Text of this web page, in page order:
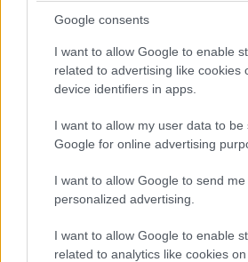
Google consents
I want to allow Google to enable
related to advertising like cookies
device identifiers in apps.
I want to allow my user data to be
Google for online advertising
I want to allow Google to send me
personalized advertising.
I want to allow Google to enable
related to analytics like cookies
Στις 10 Οκτωβρίου 2014 το
όταν με μια ανάρτησή του στην
σελίδα στο facebook ο τότε
Σμύρνης ενημέρωνε πως ο
σχετικά με αυτή τη θλιβερή
Για πολλές ημέρες μετά τ’
τις πιο συμπαθητικές φιγούρες